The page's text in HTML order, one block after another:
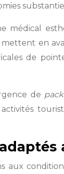
médical
en
de
de
aux